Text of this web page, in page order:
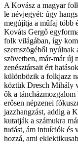
A Kovász a magyar
le névjegyét: úgy
megújítja a műfaj több
Kováts Gergő
folk világában, így
szemszögéből nyúlnak
szövetben, már-már új
zenésztársait ért
különbözik a folkjazz
köztük Dresch Mihály
ők a
erősen népzenei
jazzhangzást, addig a
kutatják a számukra
tudást, ám intuíciók és
hozzá, ami